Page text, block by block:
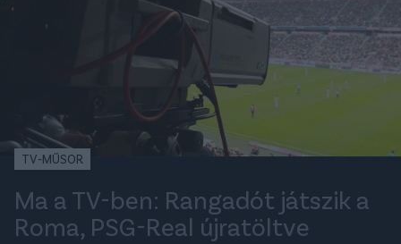
TV-MŰSOR
Ma a TV-ben: Rangadót játszik a
Roma, PSG-Real újratöltve